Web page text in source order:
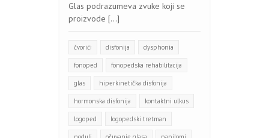
Glas podrazumeva zvuke koji se
proizvode […]
čvorići disfonija dysphonia
fonoped fonopedska rehabilitacija
glas hiperkinetička disfonija
hormonska disfonija kontaktni ulkus
logoped logopedski tretman